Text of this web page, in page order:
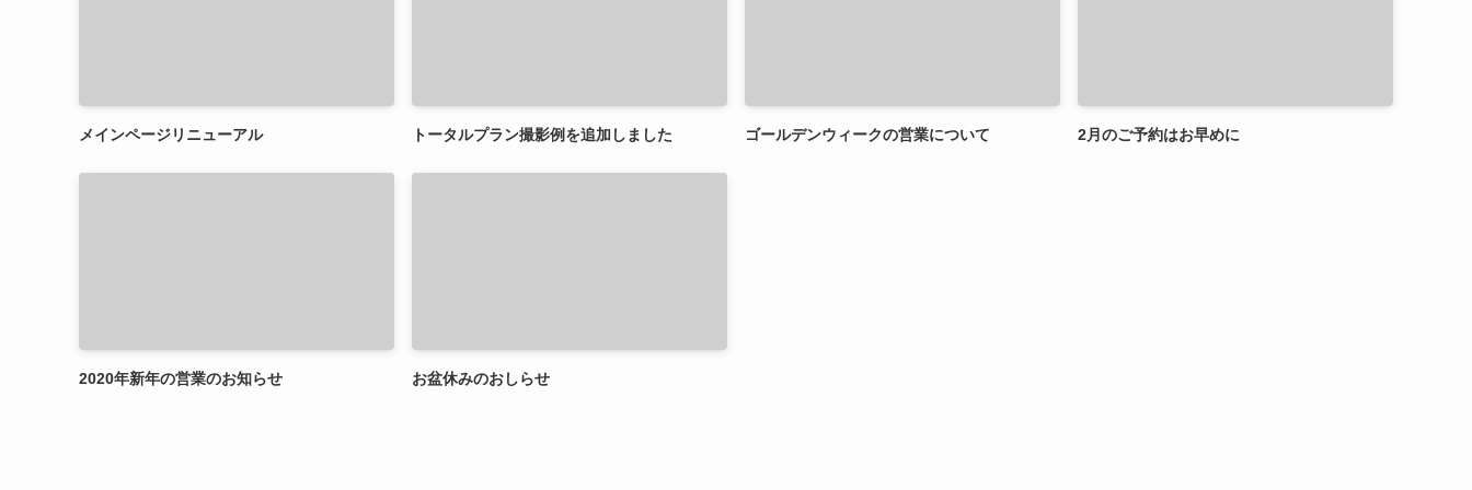
メインページリニューアル トータルプラン撮影例を追加しました ゴールデンウィークの営業について 2月のご予約はお早めに
2020年新年の営業のお知らせ お盆休みのおしらせ